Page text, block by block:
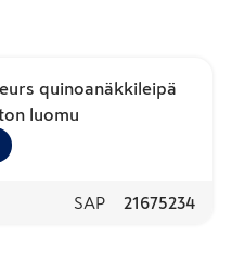
quinoanäkkileipä
luomu
SAP 21675234